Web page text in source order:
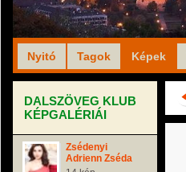
Nyitó Tagok Képek
DALSZÖVEG KLUB
KÉPGALÉRIÁI
Zsédenyi
Adrienn Zséda